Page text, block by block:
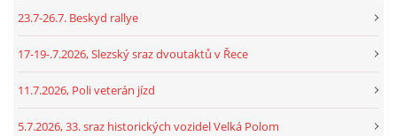
23.7-26.7. Beskyd rallye
17-19-.7.2026, Slezský sraz dvoutaktů v Řece
11.7.2026, Poli veterán jízd
5.7.2026, 33. sraz historických vozidel Velká Polom